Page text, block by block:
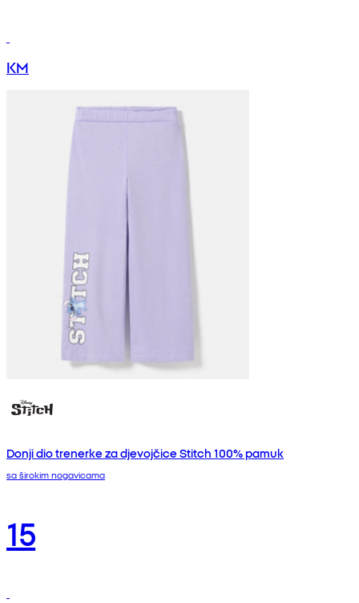
KM
Donji dio trenerke za djevojčice Stitch 100% pamuk
sa širokim nogavicama
15